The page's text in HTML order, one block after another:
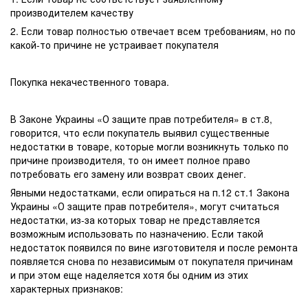
производителем качеству
2. Если товар полностью отвечает всем требованиям, но по
какой-то причине не устраивает покупателя
Покупка некачественного товара.
В Законе Украины «О защите прав потребителя» в ст.8,
говорится, что если покупатель выявил существенные
недостатки в товаре, которые могли возникнуть только по
причине производителя, то он имеет полное право
потребовать его замену или возврат своих денег.
Явными недостатками, если опираться на п.12 ст.1 Закона
Украины «О защите прав потребителя», могут считаться
недостатки, из-за которых товар не представляется
возможным использовать по назначению. Если такой
недостаток появился по вине изготовителя и после ремонта
появляется снова по независимым от покупателя причинам
и при этом еще наделяется хотя бы одним из этих
характерных признаков: